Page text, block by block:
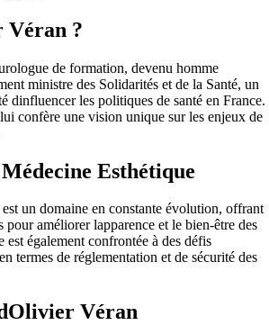
Véran ?
de formation, devenu homme
ministre des Solidarités et de la Santé, un
dinfluencer les politiques de santé en France.
confère une vision unique sur les enjeux de
Esthétique
un domaine en constante évolution, offrant
pour améliorer lapparence et le bien-être des
est également confrontée à des défis
termes de réglementation et de sécurité des
Véran